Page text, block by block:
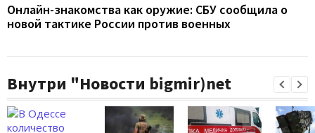
Онлайн-знакомства как оружие: СБУ сообщила о
новой тактике России против военных
Внутри "Новости bigmir)net